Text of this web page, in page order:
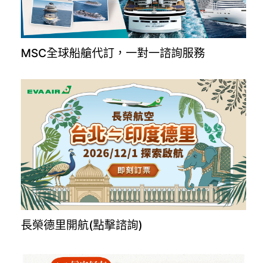
MSC全球船艙代訂，一對一諮詢服務
長榮德里開航(點擊諮詢)